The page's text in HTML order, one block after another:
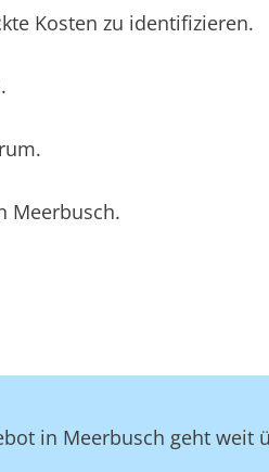
Kosten zu identifizieren.
Meerbusch.
in Meerbusch geht weit